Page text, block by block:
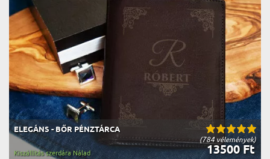
(784 vélemények)
ELEGÁNS - BŐR PÉNZTÁRCA
13500 Ft
Kiszállítás szerdára Nálad